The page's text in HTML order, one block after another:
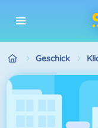
Geschick